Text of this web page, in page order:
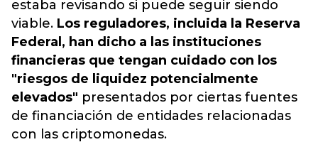
estaba revisando si puede seguir siendo
viable. Los reguladores, incluida la Reserva
Federal, han dicho a las instituciones
financieras que tengan cuidado con los
"riesgos de liquidez potencialmente
elevados" presentados por ciertas fuentes
de financiación de entidades relacionadas
con las criptomonedas.